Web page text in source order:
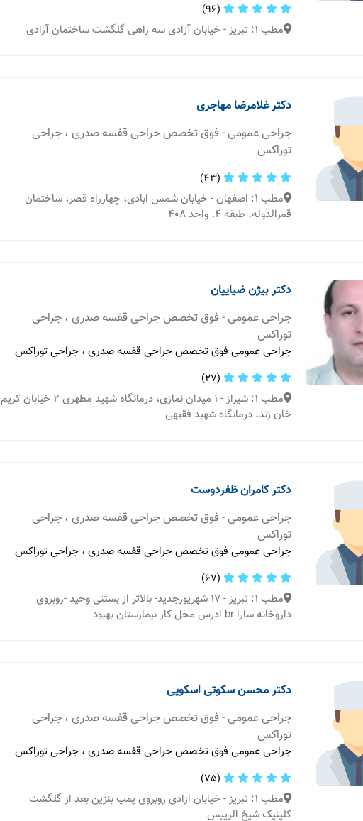
(96)
مطب 1: تبریز - خیابان آزادی سه راهی گلگشت ساختمان آزادی
دکتر غلامرضا مهاجری
جراحی عمومی - فوق تخصص جراحی قفسه صدری ، جراحی
توراکس
(43)
مطب 1: اصفهان - خیابان شمس ابادی، چهارراه قصر، ساختمان
قمرالدوله، طبقه 4، واحد 408
دکتر بیژن ضیاییان
جراحی عمومی - فوق تخصص جراحی قفسه صدری ، جراحی
توراکس
جراحی عمومی-فوق تخصص جراحی قفسه صدری ، جراحی توراکس
(27)
مطب 1: شیراز - 1 میدان نمازی، درمانگاه شهید مطهری 2 خیابان کریم
خان زند، درمانگاه شهید فقیهی
دکتر کامران ظفردوست
جراحی عمومی - فوق تخصص جراحی قفسه صدری ، جراحی
توراکس
جراحی عمومی-فوق تخصص جراحی قفسه صدری ، جراحی توراکس
(67)
مطب 1: تبریز - 17 شهریورجدید- بالاتر از بستنی وحید -روبروی
داروخانه سارا br ادرس محل کار بیمارستان بهبود
دکتر محسن سکوتی اسکویی
جراحی عمومی - فوق تخصص جراحی قفسه صدری ، جراحی
توراکس
جراحی عمومی-فوق تخصص جراحی قفسه صدری ، جراحی توراکس
(75)
مطب 1: تبریز - خیابان ازادی روبروی پمپ بنزین بعد از گلگشت
کلینیک شیخ الرییس